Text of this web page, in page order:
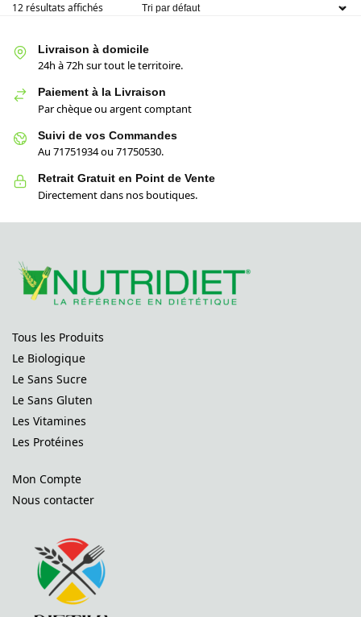
12 résultats affichés
Livraison à domicile
24h à 72h sur tout le territoire.
Paiement à la Livraison
Par chèque ou argent comptant
Suivi de vos Commandes
Au 71751934 ou 71750530.
Retrait Gratuit en Point de Vente
Directement dans nos boutiques.
Tous les Produits
Le Biologique
Le Sans Sucre
Le Sans Gluten
Les Vitamines
Les Protéines
Mon Compte
Nous contacter